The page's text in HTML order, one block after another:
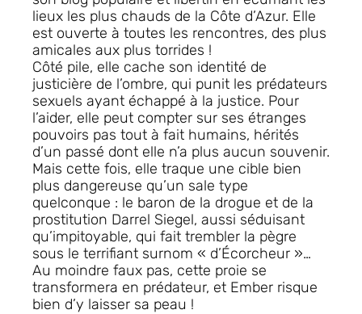
lieux les plus chauds de la Côte d’Azur. Elle
est ouverte à toutes les rencontres, des plus
amicales aux plus torrides !
Côté pile, elle cache son identité de
justicière de l’ombre, qui punit les prédateurs
sexuels ayant échappé à la justice. Pour
l’aider, elle peut compter sur ses étranges
pouvoirs pas tout à fait humains, hérités
d’un passé dont elle n’a plus aucun souvenir.
Mais cette fois, elle traque une cible bien
plus dangereuse qu’un sale type
quelconque : le baron de la drogue et de la
prostitution Darrel Siegel, aussi séduisant
qu’impitoyable, qui fait trembler la pègre
sous le terrifiant surnom « d’Écorcheur »…
Au moindre faux pas, cette proie se
transformera en prédateur, et Ember risque
bien d’y laisser sa peau !